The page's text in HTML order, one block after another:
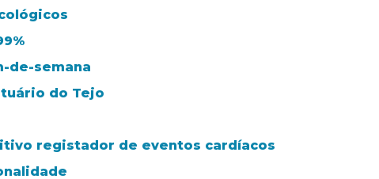
de-semana
do Tejo
registador de eventos cardíacos